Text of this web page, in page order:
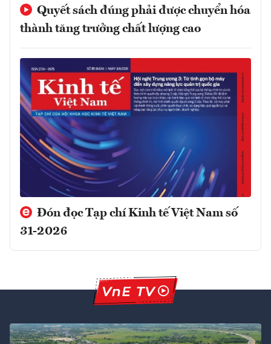
Quyết sách đúng phải được chuyển hóa
thành tăng trưởng chất lượng cao
Đón đọc Tạp chí Kinh tế Việt Nam số
31-2026